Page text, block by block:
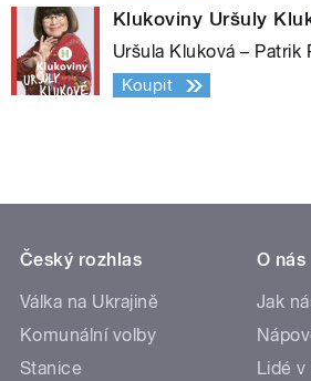
Klukoviny Uršuly
Uršula Kluková – Patrik
Koupit
Český rozhlas
Válka na Ukrajině
Komunální volby
Stanice
O nás
Jak
Lidé v